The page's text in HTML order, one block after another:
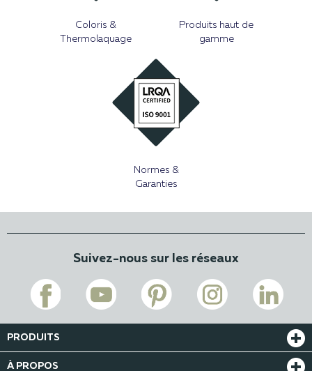
Coloris &
Thermolaquage
Produits haut de
gamme
Normes &
Garanties
Suivez-nous sur les réseaux
PRODUITS
À PROPOS